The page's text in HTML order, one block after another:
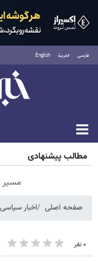
فارسی العربية English
پنجشنبه ۱۵ مرداد
مطالب پیشنهادی
مسیر
صفحه اصلی اخبار سیاسی
۰ نفر